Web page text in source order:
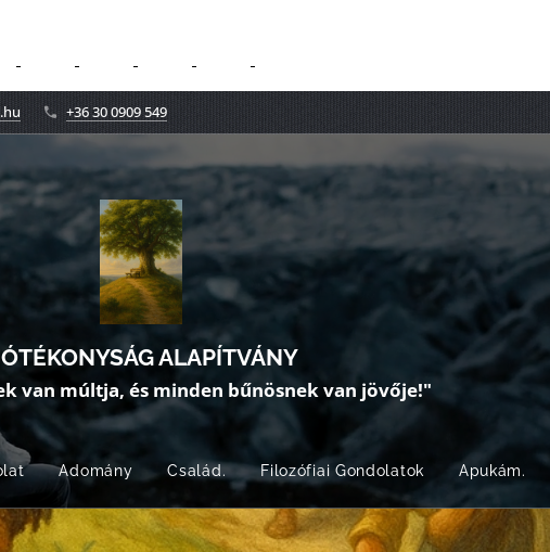
+36 30 0909 549
ALAPÍTVÁNY
van múltja, és minden bűnösnek van jövője!"
Adomány Család. Filozófiai Gondolatok Apukám.